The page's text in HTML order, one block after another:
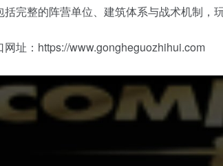
完整的阵营单位、建筑体系与战术机制，
址：https://www.gongheguozhihui.com